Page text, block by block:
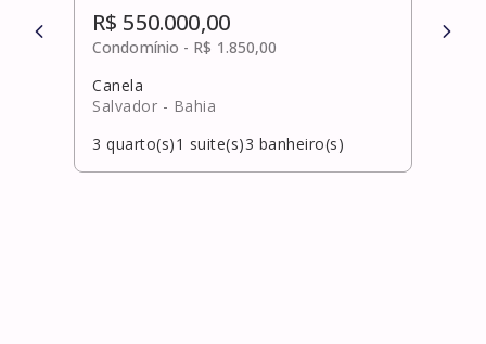
R$ 550.000,00
Condomínio - R$ 1.850,00
Canela
Salvador - Bahia
3 quarto(s)1 suite(s)3 banheiro(s)
R$